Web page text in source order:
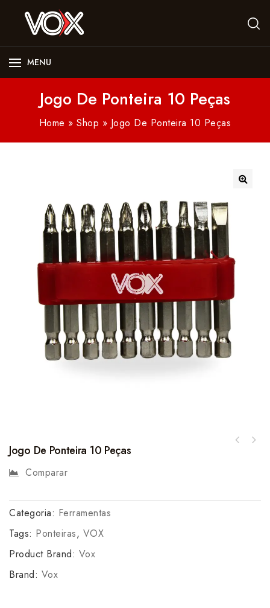
MENU
Jogo De Ponteira 10 Peças
Home »Shop » Jogo De Ponteira 10 Peças
Jogo De Ponteira 10 Peças
Comparar
Categoria: Ferramentas
Tags: Ponteiras, VOX
Product Brand: Vox
Brand: Vox